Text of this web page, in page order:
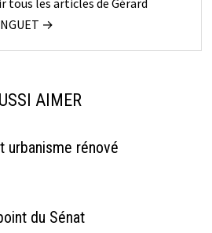
→
AIMER
urbanisme rénové
du Sénat